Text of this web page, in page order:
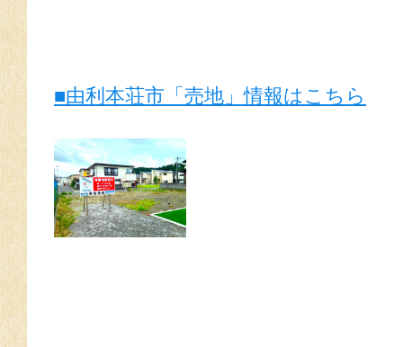
■由利本荘市「売地」情報はこちら